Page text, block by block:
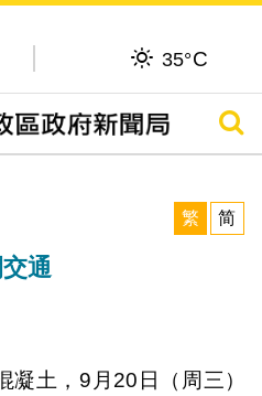
35°C
搜尋
繁
简
通
凝土，9月20日（周三）